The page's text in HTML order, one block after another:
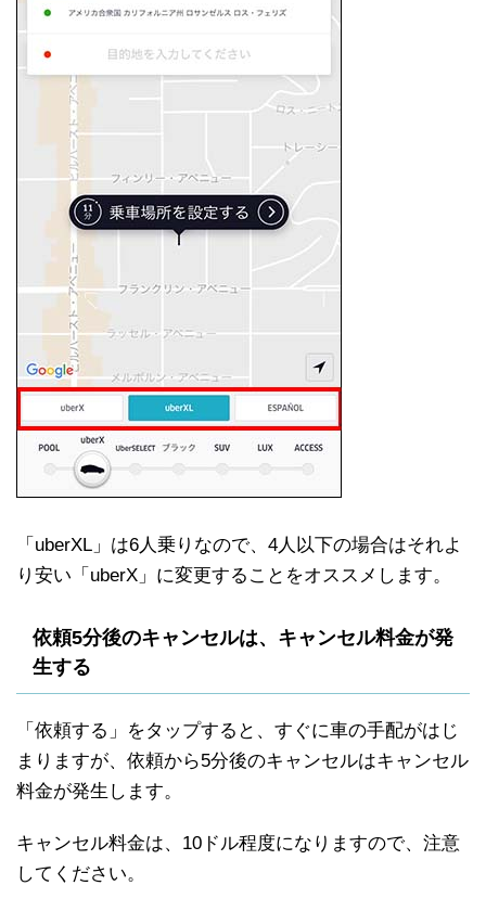
「uberXL」は6人乗りなので、4人以下の場合はそれよ
り安い「uberX」に変更することをオススメします。
依頼5分後のキャンセルは、キャンセル料金が発
生する
「依頼する」をタップすると、すぐに車の手配がはじ
まりますが、依頼から5分後のキャンセルはキャンセル
料金が発生します。
キャンセル料金は、10ドル程度になりますので、注意
してください。